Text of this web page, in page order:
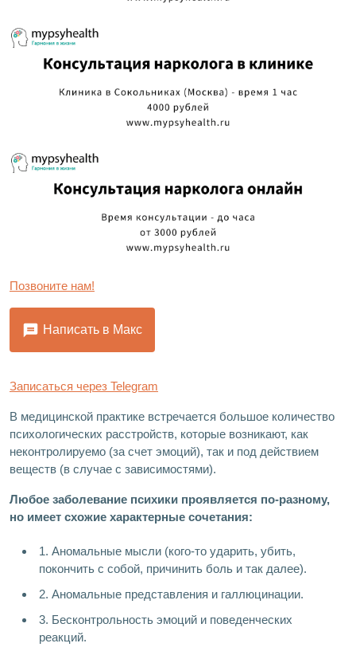
Позвоните нам!
Написать в Макс
Записаться через Telegram
В медицинской практике встречается большое количество
психологических расстройств, которые возникают, как
неконтролируемо (за счет эмоций), так и под действием
веществ (в случае с зависимостями).
Любое заболевание психики проявляется по-разному,
но имеет схожие характерные сочетания:
1. Аномальные мысли (кого-то ударить, убить,
покончить с собой, причинить боль и так далее).
2. Аномальные представления и галлюцинации.
3. Бесконтрольность эмоций и поведенческих
реакций.